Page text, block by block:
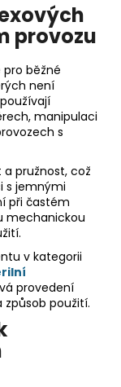
provozu
běžné
není
manipulaci
s
pružnost, což
s jemnými
při častém
mechanickou
v kategorii
provedení
použití.